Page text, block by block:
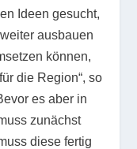
Ideen gesucht,
ausbauen
können,
die Region“, so
es aber in
zunächst
diese fertig